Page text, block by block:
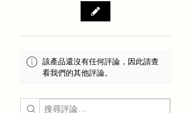
該產品還沒有任何評論，因此請查
看我們的其他評論。